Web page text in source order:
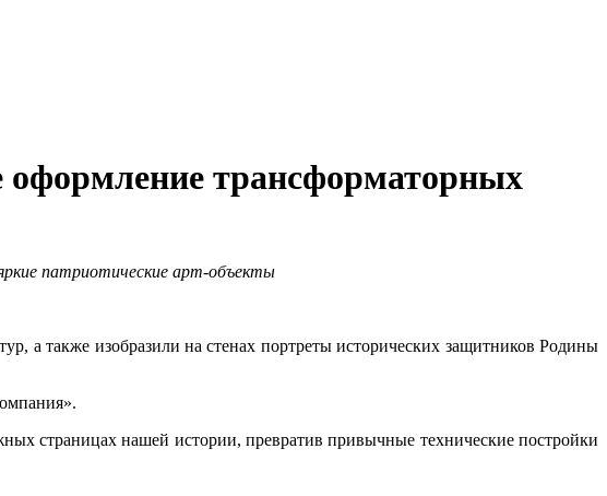
оформление трансформаторных
патриотические арт-объекты
а также изобразили на стенах портреты исторических защитников Родины
страницах нашей истории, превратив привычные технические постройки